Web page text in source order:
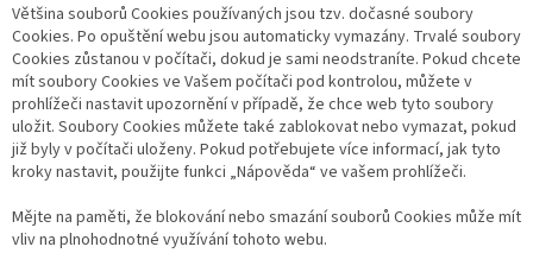
Většina souborů Cookies používaných jsou tzv. dočasné soubory
Cookies. Po opuštění webu jsou automaticky vymazány. Trvalé soubory
Cookies zůstanou v počítači, dokud je sami neodstraníte. Pokud chcete
mít soubory Cookies ve Vašem počítači pod kontrolou, můžete v
prohlížeči nastavit upozornění v případě, že chce web tyto soubory
uložit. Soubory Cookies můžete také zablokovat nebo vymazat, pokud
již byly v počítači uloženy. Pokud potřebujete více informací, jak tyto
kroky nastavit, použijte funkci „Nápověda“ ve vašem prohlížeči.
Mějte na paměti, že blokování nebo smazání souborů Cookies může mít
vliv na plnohodnotné využívání tohoto webu.